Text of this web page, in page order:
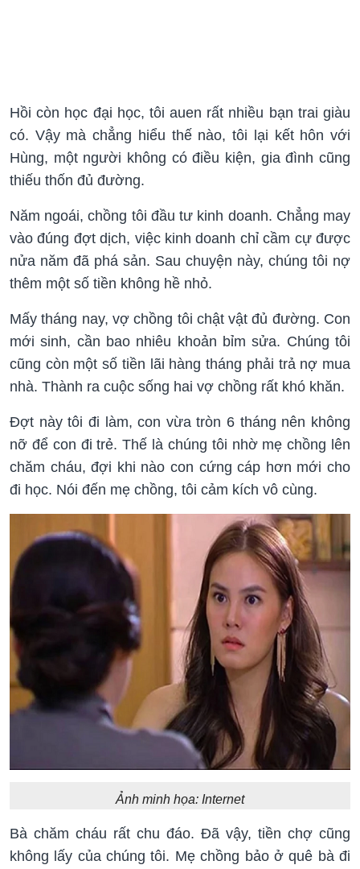
Hồi còn học đại học, tôi auen rất nhiều bạn trai giàu
có. Vậy mà chẳng hiểu thế nào, tôi lại kết hôn với
Hùng, một người không có điều kiện, gia đình cũng
thiếu thốn đủ đường.
Năm ngoái, chồng tôi đầu tư kinh doanh. Chẳng may
vào đúng đợt dịch, việc kinh doanh chỉ cầm cự được
nửa năm đã phá sản. Sau chuyện này, chúng tôi nợ
thêm một số tiền không hề nhỏ.
Mấy tháng nay, vợ chồng tôi chật vật đủ đường. Con
mới sinh, cần bao nhiêu khoản bỉm sửa. Chúng tôi
cũng còn một số tiền lãi hàng tháng phải trả nợ mua
nhà. Thành ra cuộc sống hai vợ chồng rất khó khăn.
Đợt này tôi đi làm, con vừa tròn 6 tháng nên không
nỡ để con đi trẻ. Thế là chúng tôi nhờ mẹ chồng lên
chăm cháu, đợi khi nào con cứng cáp hơn mới cho
đi học. Nói đến mẹ chồng, tôi cảm kích vô cùng.
Ảnh minh họa: Internet
Bà chăm cháu rất chu đáo. Đã vậy, tiền chợ cũng
không lấy của chúng tôi. Mẹ chồng bảo ở quê bà đi